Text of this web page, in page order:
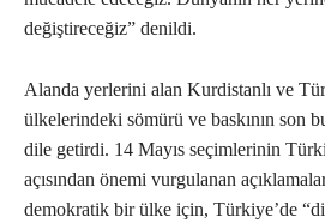
değiştireceğiz” denildi.
Alanda yerlerini alan Kurdistanlı ve
ülkelerindeki sömürü ve baskının son
dile getirdi. 14 Mayıs seçimlerinin
açısından önemi vurgulanan
demokratik bir ülke için, Türkiye’de